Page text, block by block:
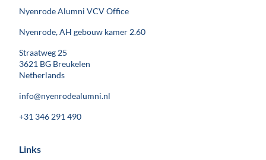
Nyenrode Alumni VCV Office
Nyenrode, AH gebouw kamer 2.60
Straatweg 25
3621 BG Breukelen
Netherlands
info@nyenrodealumni.nl
+31 346 291 490
Links